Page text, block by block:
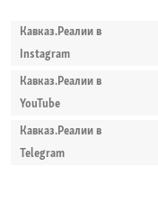
Кавказ.Реалии в
Instagram
Кавказ.Реалии в
YouTube
Кавказ.Реалии в
Telegram